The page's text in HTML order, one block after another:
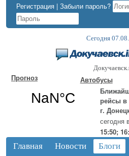
Регистрация | Забыли пароль?
Сегодня
Прогноз
Автобусы
рейсы в
г.
сегодня
15:50;
Главная Новости Блоги